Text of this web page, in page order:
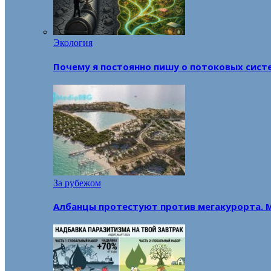
Экология
Почему я постоянно пишу о потоковых
За рубежом
Албанцы протестуют против мегакурорта.